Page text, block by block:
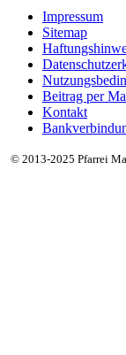
Impressum
Sitemap
Beitrag per
Kontakt
© 2013-2025 Pfarrei